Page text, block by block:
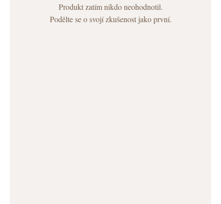
Produkt zatím nikdo neohodnotil.
Podělte se o svojí zkušenost jako první.